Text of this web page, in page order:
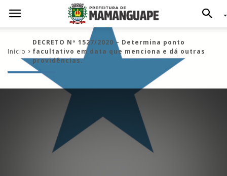
Início
DECRETO Nº 1527/2020 – Determina ponto
facultativo em data que menciona e dá outras
providências.